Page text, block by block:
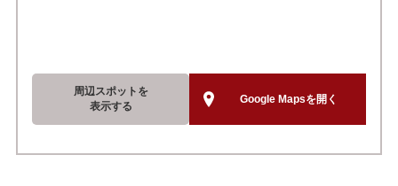
周辺スポットを
表示する
Google Mapsを開く